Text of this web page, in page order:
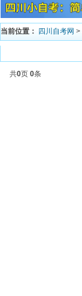
当前位置： 四川自考网 >
共0页 0条